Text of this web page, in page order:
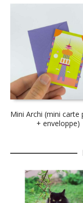
Mini Archi (mini carte
+ enveloppe)